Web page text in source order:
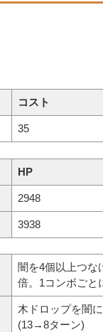
コスト
35
HP
2948
3938
闇を4個以上つな
倍。1コンボごと
木ドロップを闇
(13→8ターン)